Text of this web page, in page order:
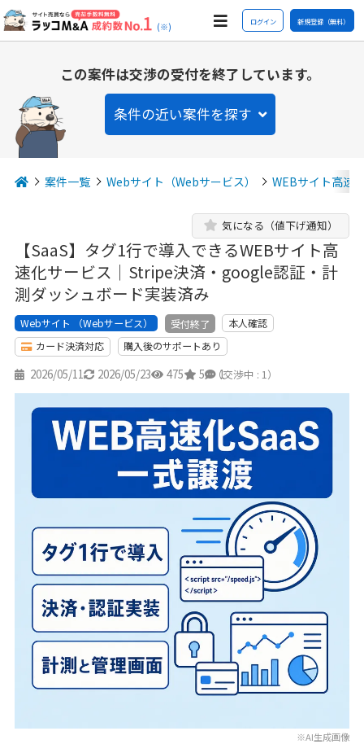
(※) ログイン 新規登録（無料）
この案件は交渉の受付を終了しています。
条件の近い案件を探す
案件一覧 Webサイト（Webサービス） WEBサイト高速
【SaaS】タグ1行で導入できるWEBサイト高
速化サービス｜Stripe決済・google認証・計
測ダッシュボード実装済み
気になる（値下げ通知）
Webサイト （Webサービス） 受付終了
本人確認
カード決済対応
購入後のサポートあり
2026/05/11 2026/05/23 475 5 1
（交渉中 : 1）
※AI生成画像